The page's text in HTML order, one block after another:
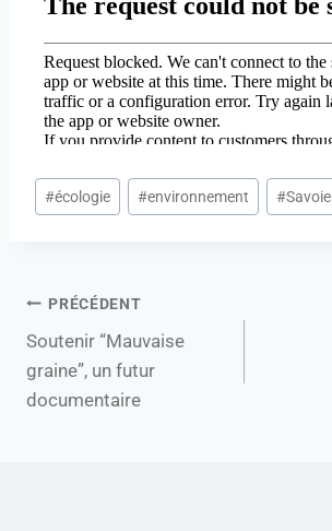
#écologie #environnement #Savoie
PRÉCÉDENT
Soutenir “Mauvaise
graine”, un futur
documentaire